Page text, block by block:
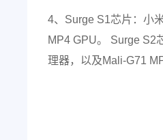
4、Surge S1芯片：小
MP4 GPU。 Surge S2
理器，以及Mali-G71